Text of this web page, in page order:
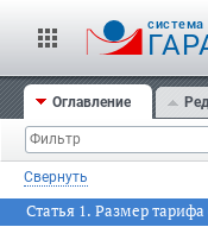
cистема
Оглавление
Свернуть
Статья 1. Размер